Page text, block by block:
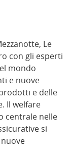
Le
con gli esperti
mondo
e nuove
e delle
Il welfare
centrale nelle
si